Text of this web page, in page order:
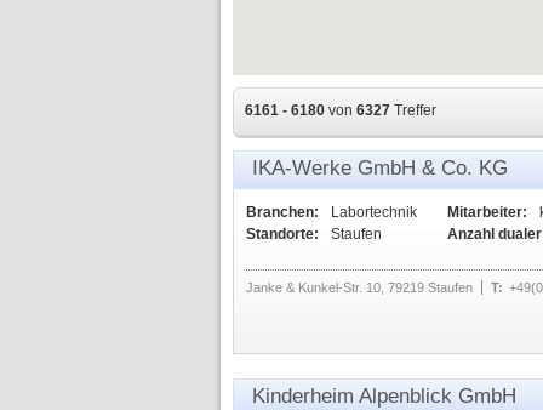
6161 - 6180 von 6327 Treffer
IKA-Werke GmbH & Co. KG
Branchen:
Labortechnik
Standorte:
Staufen
Mitarbeiter:
Anzahl
Janke & Kunkel-Str. 10, 79219 Staufen T:
Kinderheim Alpenblick GmbH